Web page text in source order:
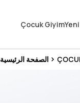
300₺ ve Üzeri
Koşulsuz Şartsız İade
Çocuk Giyim
الصفحة الرئيسية